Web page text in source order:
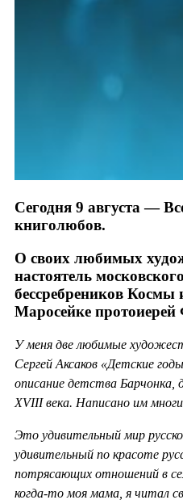
Сегодня 9 августа —
книголюбов.
О своих любимых
настоятель
бессребреников
Маросейке
У меня две любимые
Сергей Аксаков «Детские
описание детства Барчонка,
XVIII века. Написано им
Это удивительный мир
удивительный по красоте
потрясающих отношений в
когда-то моя мама, я читал